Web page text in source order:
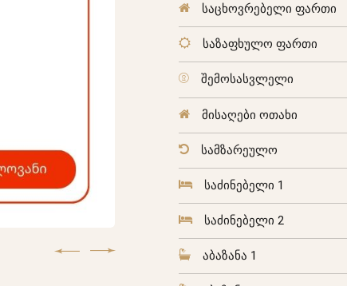
საცხოვრებელი ფართი
საზაფხულო ფართი
შემოსასვლელი
მისაღები ოთახი
სამზარეულო
საძინებელი 1
საძინებელი 2
აბაზანა 1